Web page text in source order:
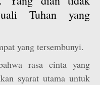
Tuhan yang
yang tersembunyi.
rasa cinta yang
syarat utama untuk